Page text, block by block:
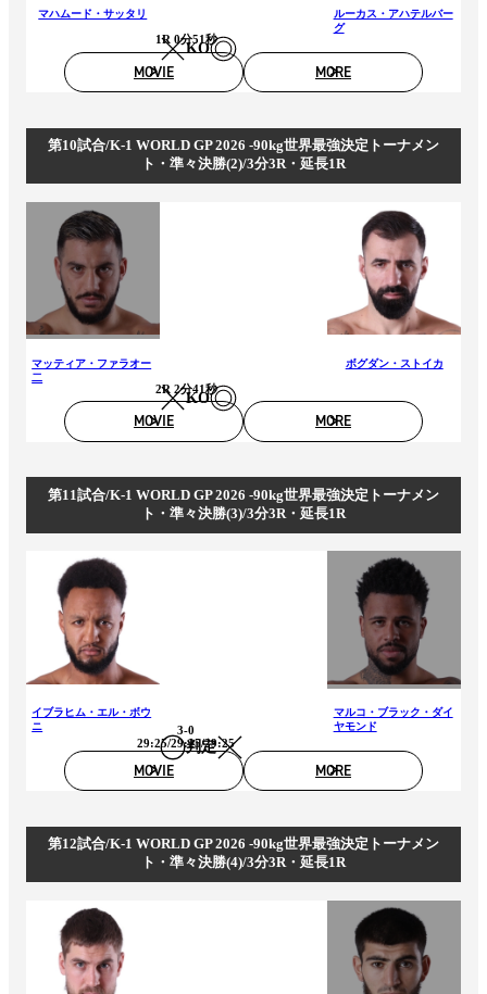
マハムード・サッタリ
KO
1R 0分51秒
ルーカス・アハテルバー
グ
MOVIE MORE
第10試合/K-1 WORLD GP 2026 -90kg世界最強決定トーナメン
ト・準々決勝(2)/3分3R・延長1R
マッティア・ファラオー
二
KO
2R 2分41秒
ボグダン・ストイカ
MOVIE MORE
第11試合/K-1 WORLD GP 2026 -90kg世界最強決定トーナメン
ト・準々決勝(3)/3分3R・延長1R
イブラヒム・エル・ボウ
ニ
判定
3-0
29:25/29:25/29:25
マルコ・ブラック・ダイ
ヤモンド
MOVIE MORE
第12試合/K-1 WORLD GP 2026 -90kg世界最強決定トーナメン
ト・準々決勝(4)/3分3R・延長1R